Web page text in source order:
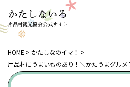
片品村観光協会公式サイト
HOME
かたしなのイマ！
片品村にうまいものあり！＼かたうまグル